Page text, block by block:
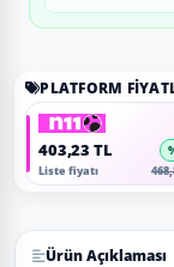
PLATFORM
403,23 TL
Liste fiyatı
Ürün Açıklaması